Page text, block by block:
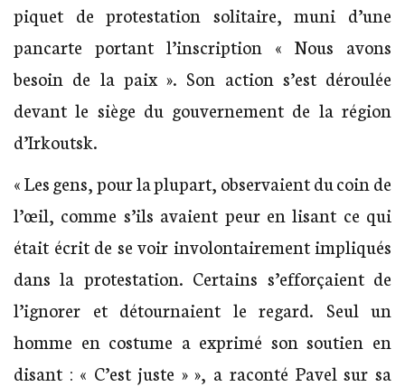
piquet de protestation solitaire, muni d’une
pancarte portant l’inscription « Nous avons
besoin de la paix ». Son action s’est déroulée
devant le siège du gouvernement de la région
d’Irkoutsk.
« Les gens, pour la plupart, observaient du coin de
l’œil, comme s’ils avaient peur en lisant ce qui
était écrit de se voir involontairement impliqués
dans la protestation. Certains s’efforçaient de
l’ignorer et détournaient le regard. Seul un
homme en costume a exprimé son soutien en
disant : « C’est juste » », a raconté Pavel sur sa